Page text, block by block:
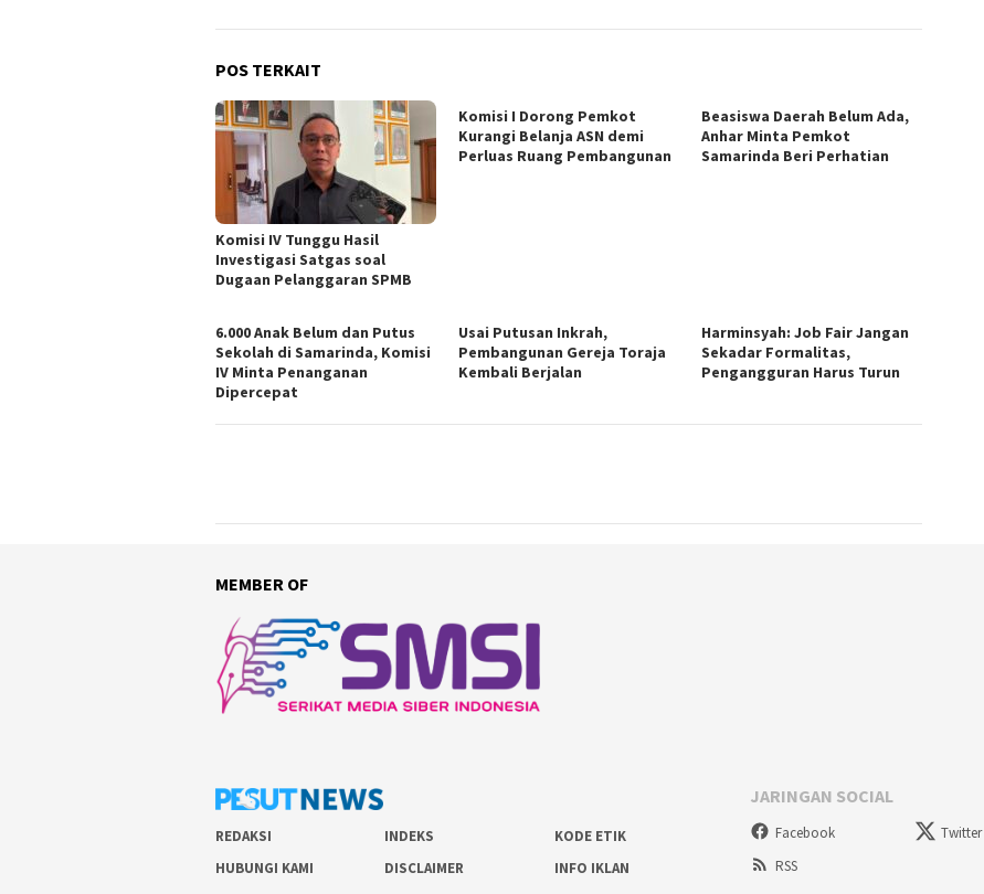
POS TERKAIT
Komisi IV Tunggu Hasil
Investigasi Satgas soal
Dugaan Pelanggaran SPMB
Komisi I Dorong Pemkot
Kurangi Belanja ASN demi
Perluas Ruang Pembangunan
Beasiswa Daerah Belum Ada,
Anhar Minta Pemkot
Samarinda Beri Perhatian
6.000 Anak Belum dan Putus
Sekolah di Samarinda, Komisi
IV Minta Penanganan
Dipercepat
Usai Putusan Inkrah,
Pembangunan Gereja Toraja
Kembali Berjalan
Harminsyah: Job Fair Jangan
Sekadar Formalitas,
Pengangguran Harus Turun
MEMBER OF
REDAKSI INDEKS
KODE ETIK
HUBUNGI KAMI
DISCLAIMER
INFO IKLAN
JARINGAN SOCIAL
Facebook Twitter
RSS